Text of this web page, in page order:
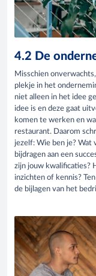
4.2 De
Misschien
plekje in het
niet alleen in het idee
idee is en deze gaat
komen te werken en
restaurant. Daarom
jezelf: Wie ben je? Wat
bijdragen aan een
zijn jouw kwalificaties?
inzichten of kennis?
de bijlagen van het